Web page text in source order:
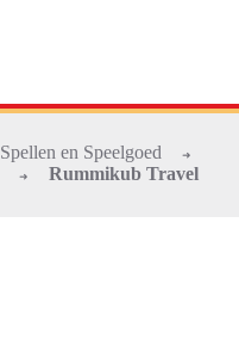
Spellen en Speelgoed ➜
➜ Rummikub Travel